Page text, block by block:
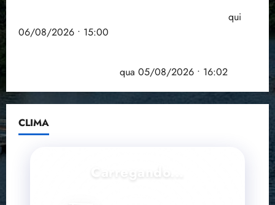
qui
06/08/2026 • 15:00
qua 05/08/2026 • 16:02
CLIMA
Carregando...